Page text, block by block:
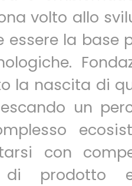
volto allo
la base
la nascita di
un
con
di prodotto